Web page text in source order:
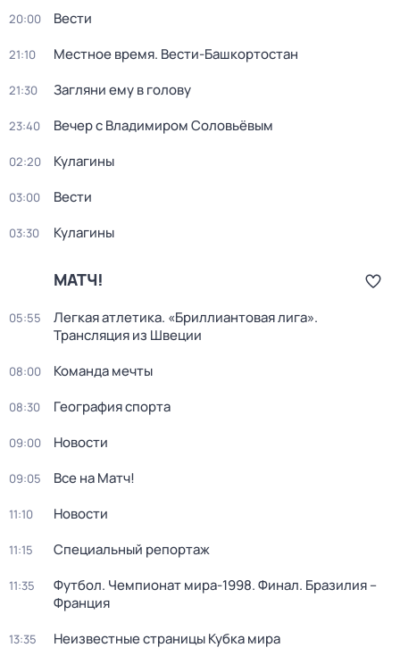
20:00 Вести
21:10 Местное время. Вести-Башкортостан
21:30 Загляни ему в голову
23:40 Вечер с Владимиром Соловьёвым
02:20 Кулагины
03:00 Вести
03:30 Кулагины
МАТЧ!
05:55
Легкая атлетика. «Бриллиантовая лига».
Трансляция из Швеции
08:00 Команда мечты
08:30 География спорта
09:00 Новости
09:05 Все на Матч!
11:10 Новости
11:15 Специальный репортаж
11:35
Футбол. Чемпионат мира-1998. Финал. Бразилия –
Франция
13:35 Неизвестные страницы Кубка мира